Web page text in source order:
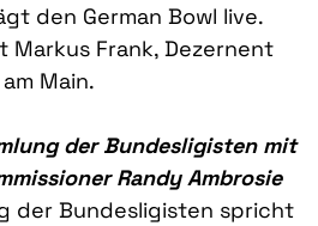
den German Bowl live.
Frank, Dezernent
Main.
der Bundesligisten mit
Randy Ambrosie
der Bundesligisten spricht